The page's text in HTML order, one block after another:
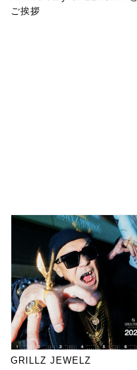
ご挨拶
GRILLZ JEWELZ